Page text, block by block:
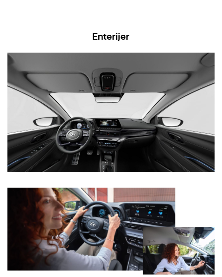
Enterijer